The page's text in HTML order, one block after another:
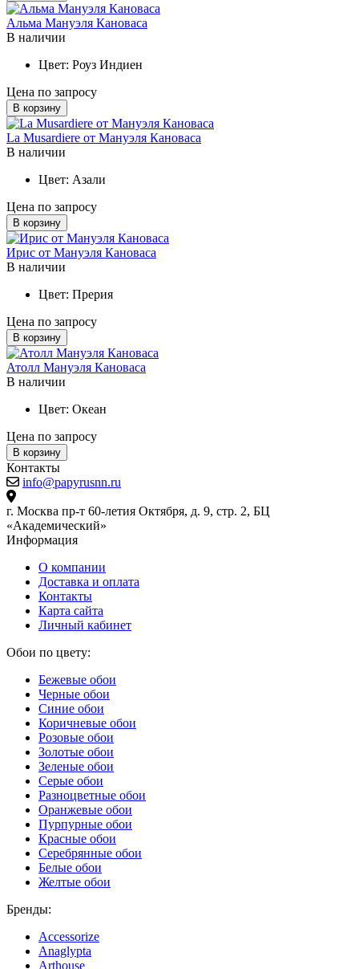
Альма Мануэля Кановаса
В наличии
Цвет: Роуз Индиен
Цена по запросу
В корзину
La Musardiere от Мануэля Кановаса
В наличии
Цвет: Азали
Цена по запросу
В корзину
Ирис от Мануэля Кановаса
В наличии
Цвет: Прерия
Цена по запросу
В корзину
Атолл Мануэля Кановаса
В наличии
Цвет: Океан
Цена по запросу
В корзину
Контакты
info@papyrusnn.ru
г. Москва пр-т 60-летия Октября, д. 9, стр. 2, БЦ
«Академический»
Информация
О компании
Доставка и оплата
Контакты
Карта сайта
Личный кабинет
Обои по цвету:
Бежевые обои
Черные обои
Синие обои
Коричневые обои
Розовые обои
Золотые обои
Зеленые обои
Серые обои
Разноцветные обои
Оранжевые обои
Пурпурные обои
Красные обои
Серебрянные обои
Белые обои
Желтые обои
Бренды:
Accessorize
Anaglypta
Arthouse